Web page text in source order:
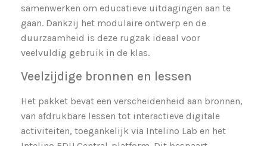
samenwerken om educatieve uitdagingen aan te
gaan. Dankzij het modulaire ontwerp en de
duurzaamheid is deze rugzak ideaal voor
veelvuldig gebruik in de klas.
Veelzijdige bronnen en lessen
Het pakket bevat een verscheidenheid aan bronnen,
van afdrukbare lessen tot interactieve digitale
activiteiten, toegankelijk via Intelino Lab en het